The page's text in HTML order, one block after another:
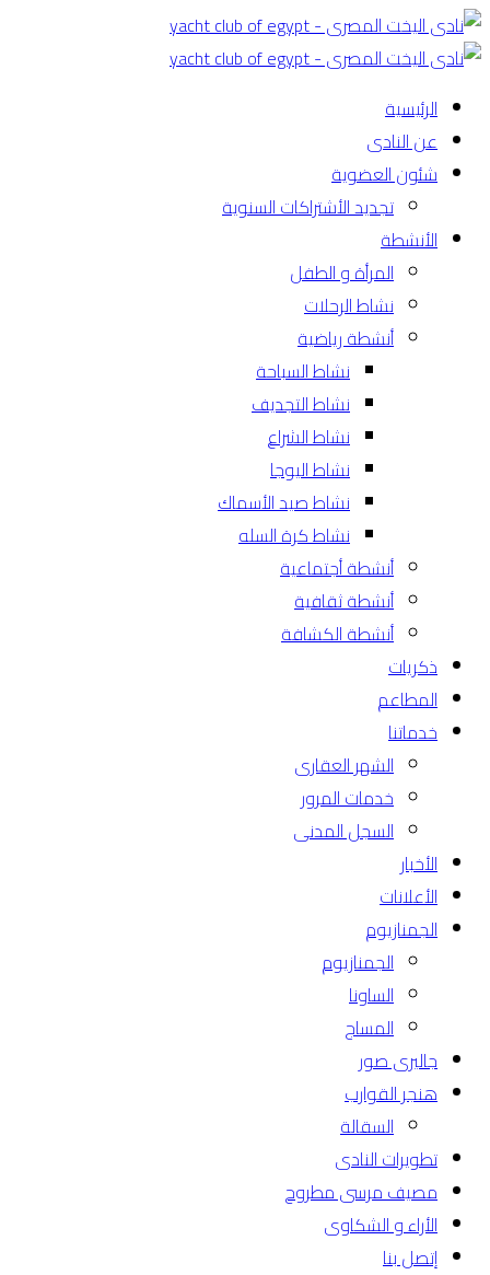
الرئيسية
عن النادى
شئون العضوية
تجديد الأشتراكات السنوية
الأنشطة
المرأة و الطفل
نشاط الرحلات
أنشطة رياضية
نشاط السباحة
نشاط التجديف
نشاط الشراع
نشاط اليوجا
نشاط صيد الأسماك
نشاط كرة السله
أنشطة أجتماعية
أنشطة ثقافية
أنشطة الكشافة
ذكريات
المطاعم
خدماتنا
الشهر العقارى
خدمات المرور
السجل المدنى
الأخبار
الأعلانات
الجمنازيوم
الجمنازيوم
الساونا
المساج
جاليرى صور
هنجر القوارب
السقالة
تطويرات النادى
مصيف مرسى مطروح
الأراء و الشكاوى
إتصل بنا